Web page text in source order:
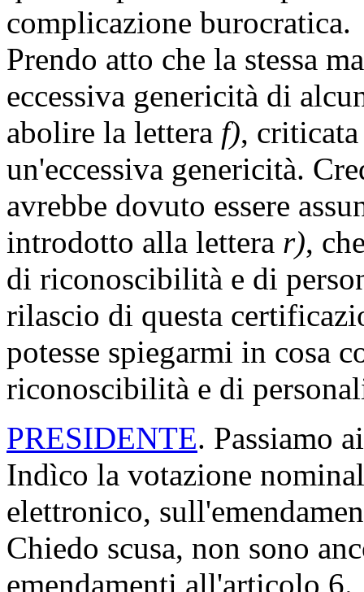
complicazione burocratica.
Prendo atto che la stessa
eccessiva genericità di
abolire la lettera f),
un'eccessiva genericità.
avrebbe dovuto essere
introdotto alla lettera r),
di riconoscibilità e di
rilascio di questa
potesse spiegarmi in cosa
riconoscibilità e di
PRESIDENTE. Passiamo
Indìco la votazione
elettronico,
Chiedo scusa, non sono
emendamenti all'articolo 6.